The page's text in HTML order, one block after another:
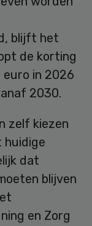
blijft het
de korting
euro in 2026
2030.
zelf kiezen
huidige
dat
blijven
en Zorg